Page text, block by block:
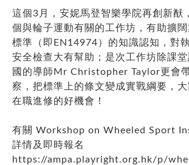
這個3月，安妮馬登智樂學院再創新猷
個與輪子運動有關的工作坊，有助擴
標準（即EN14974）的知識認知，對
安全檢查大有幫助；是次工作坊除課
國的導師Mr Christopher Taylor更會
察，把標準上的條文變成實戰綱要，
在職進修的好機會！
有關 Workshop on Wheeled Sport
詳情及即時報名
https://ampa.playright.org.hk/p/